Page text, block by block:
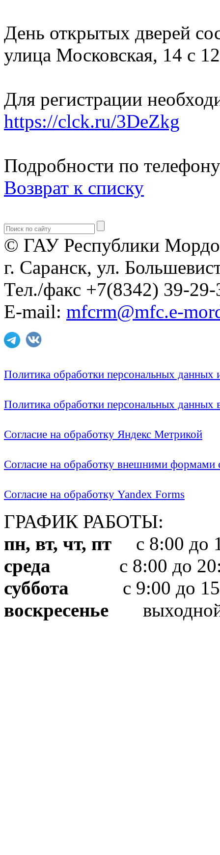
День открытых дверей
улица Московская, 14 с
Для регистрации
https://clck.ru/3DeZkg
Подробности по
Возврат к списку
© ГАУ Республики
г. Саранск, ул.
Тел./факс +7(8342) 39-29-
E-mail: mfcrm@mfc.e-
Политика обработки персональных
Политика обработки персональных
Согласие на обработку Яндекс Метрикой
Согласие на обработку внешними формами
Согласие на обработку Yandex Forms
ГРАФИК РАБОТЫ:
пн, вт, чт, пт с 8:00 до
среда с 8:00 до
суббота с 9:00 до
воскресенье